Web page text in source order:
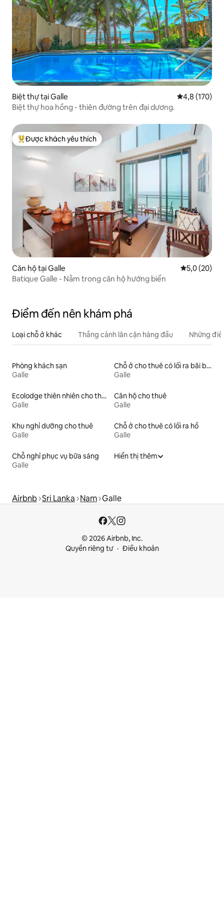
Biệt thự tại Galle Xếp hạng
4,8 (170)
Biệt thự hoa hồng - thiên đường trên đại dương.
Được khách yêu thích nhất
Được khách yêu thích
Căn hộ tại Galle Xếp hạng
5,0 (20)
Batique Galle - Nằm trong căn hộ hướng biển
Điểm đến nên khám phá
Loại chỗ ở khác Thắng cảnh lân cận hàng đầu Những
Phòng khách sạn
Galle
Chỗ ở cho thuê có lối ra bãi biển
Galle
Ecolodge thiên nhiên cho thuê
Galle
Căn hộ cho thuê
Galle
Khu nghỉ dưỡng cho thuê
Galle
Chỗ ở cho thuê có lối ra hồ
Galle
Chỗ nghỉ phục vụ bữa sáng
Galle
Hiển thị thêm
Airbnb Sri Lanka Nam Galle
© 2026 Airbnb, Inc.
Quyền riêng tư
Điều khoản